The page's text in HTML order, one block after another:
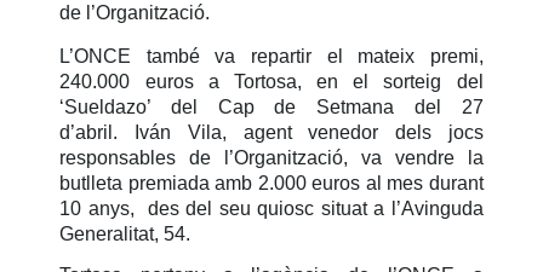
de l’Organització.
L’ONCE també va repartir el mateix premi,
240.000 euros a Tortosa, en el sorteig del
‘Sueldazo’ del Cap de Setmana del 27
d’abril.
Iván Vila, agent venedor dels jocs
responsables de l’Organització, va vendre la
butlleta premiada amb 2.000 euros al mes durant
10 anys, des del seu quiosc situat a l’Avinguda
Generalitat, 54.